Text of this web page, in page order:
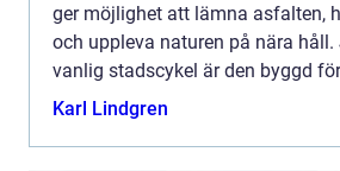
ger möjlighet att lämna asfalten,
och uppleva naturen på nära
vanlig stadscykel är den byggd
och hållbarhet när underlaget blir
Karl Lindgren